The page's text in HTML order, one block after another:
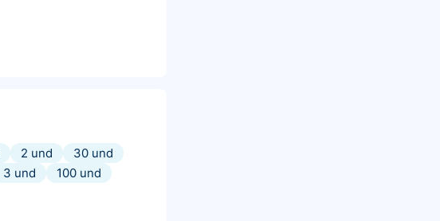
2 und
30 und
3 und
100 und